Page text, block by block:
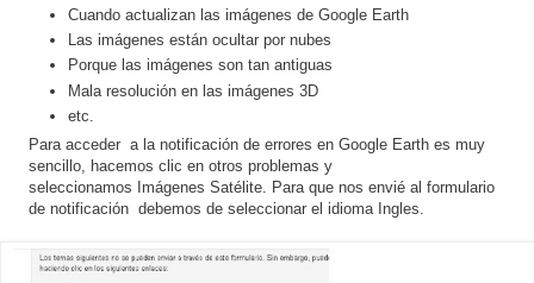
Cuando actualizan las imágenes de Google Earth
Las imágenes están ocultar por nubes
Porque las imágenes son tan antiguas
Mala resolución en las imágenes 3D
etc.
Para acceder a la notificación de errores en Google Earth es muy
sencillo, hacemos clic en otros problemas y
seleccionamos Imágenes Satélite. Para que nos envié al formulario
de notificación debemos de seleccionar el idioma Ingles.